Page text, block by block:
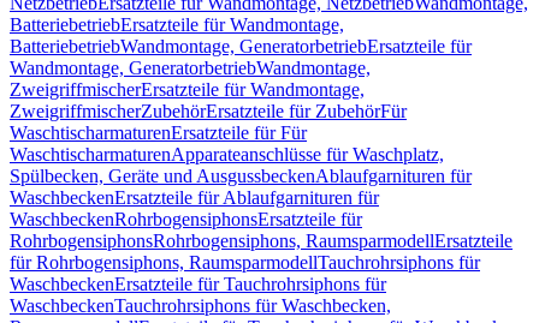
BatteriebetriebErsatzteile für Wandmontage,
BatteriebetriebWandmontage, GeneratorbetriebErsatzteile für
Wandmontage, GeneratorbetriebWandmontage,
ZweigriffmischerErsatzteile für Wandmontage,
ZweigriffmischerZubehörErsatzteile für ZubehörFür
WaschtischarmaturenErsatzteile für Für
WaschtischarmaturenApparateanschlüsse für Waschplatz,
Spülbecken, Geräte und AusgussbeckenAblaufgarnituren für
WaschbeckenErsatzteile für Ablaufgarnituren für
WaschbeckenRohrbogensiphonsErsatzteile für
RohrbogensiphonsRohrbogensiphons, RaumsparmodellErsatzteile
für Rohrbogensiphons, RaumsparmodellTauchrohrsiphons für
WaschbeckenErsatzteile für Tauchrohrsiphons für
WaschbeckenTauchrohrsiphons für Waschbecken,